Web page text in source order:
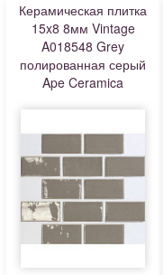
Керамическая плитка
15x8 8мм Vintage
A018548 Grey
полированная серый
Ape Ceramica